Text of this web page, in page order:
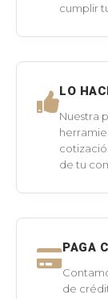
cumplir
LO
Nuestra
de tu
PAGA
de